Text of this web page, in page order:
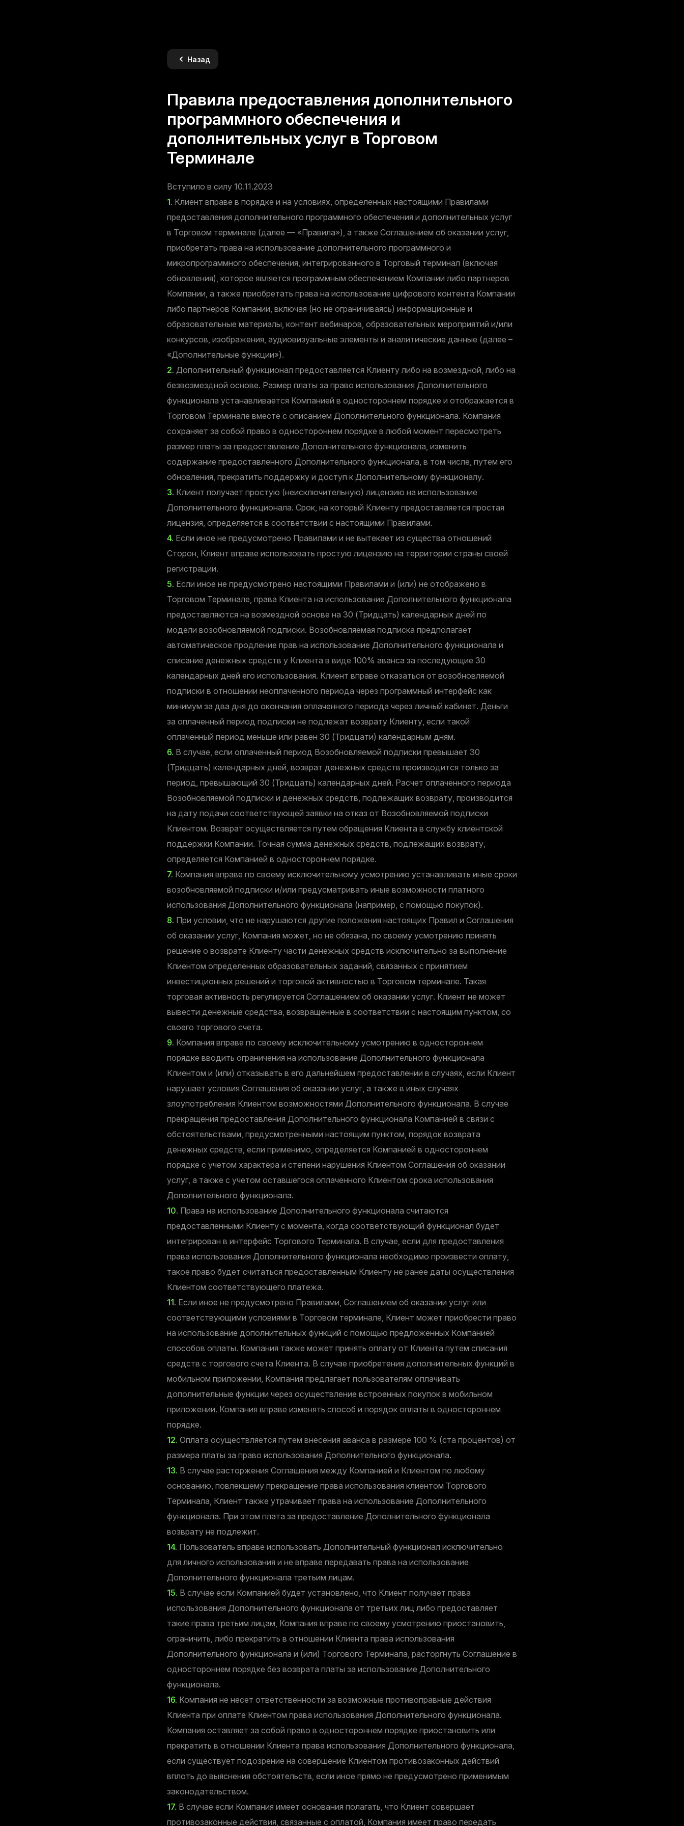
Назад
Правила предоставления дополнительного
программного обеспечения и
дополнительных услуг в Торговом
Терминале
Вступило в силу 10.11.2023
1. Клиент вправе в порядке и на условиях, определенных настоящими Правилами
предоставления дополнительного программного обеспечения и дополнительных услуг
в Торговом терминале (далее — «Правила»), а также Соглашением об оказании услуг,
приобретать права на использование дополнительного программного и
микропрограммного обеспечения, интегрированного в Торговый терминал (включая
обновления), которое является программным обеспечением Компании либо партнеров
Компании, а также приобретать права на использование цифрового контента Компании
либо партнеров Компании, включая (но не ограничиваясь) информационные и
образовательные материалы, контент вебинаров, образовательных мероприятий и/или
конкурсов, изображения, аудиовизуальные элементы и аналитические данные (далее –
«Дополнительные функции»).
2. Дополнительный функционал предоставляется Клиенту либо на возмездной, либо на
безвозмездной основе. Размер платы за право использования Дополнительного
функционала устанавливается Компанией в одностороннем порядке и отображается в
Торговом Терминале вместе с описанием Дополнительного функционала. Компания
сохраняет за собой право в одностороннем порядке в любой момент пересмотреть
размер платы за предоставление Дополнительного функционала, изменить
содержание предоставленного Дополнительного функционала, в том числе, путем его
обновления, прекратить поддержку и доступ к Дополнительному функционалу.
3. Клиент получает простую (неисключительную) лицензию на использование
Дополнительного функционала. Срок, на который Клиенту предоставляется простая
лицензия, определяется в соответствии с настоящими Правилами.
4. Если иное не предусмотрено Правилами и не вытекает из существа отношений
Сторон, Клиент вправе использовать простую лицензию на территории страны своей
регистрации.
5. Если иное не предусмотрено настоящими Правилами и (или) не отображено в
Торговом Терминале, права Клиента на использование Дополнительного функционала
предоставляются на возмездной основе на 30 (Тридцать) календарных дней по
модели возобновляемой подписки. Возобновляемая подписка предполагает
автоматическое продление прав на использование Дополнительного функционала и
списание денежных средств у Клиента в виде 100% аванса за последующие 30
календарных дней его использования. Клиент вправе отказаться от возобновляемой
подписки в отношении неоплаченного периода через программный интерфейс как
минимум за два дня до окончания оплаченного периода через личный кабинет. Деньги
за оплаченный период подписки не подлежат возврату Клиенту, если такой
оплаченный период меньше или равен 30 (Тридцати) календарным дням.
6. В случае, если оплаченный период Возобновляемой подписки превышает 30
(Тридцать) календарных дней, возврат денежных средств производится только за
период, превышающий 30 (Тридцать) календарных дней. Расчет оплаченного периода
Возобновляемой подписки и денежных средств, подлежащих возврату, производится
на дату подачи соответствующей заявки на отказ от Возобновляемой подписки
Клиентом. Возврат осуществляется путем обращения Клиента в службу клиентской
поддержки Компании. Точная сумма денежных средств, подлежащих возврату,
определяется Компанией в одностороннем порядке.
7. Компания вправе по своему исключительному усмотрению устанавливать иные сроки
возобновляемой подписки и/или предусматривать иные возможности платного
использования Дополнительного функционала (например, с помощью покупок).
8. При условии, что не нарушаются другие положения настоящих Правил и Соглашения
об оказании услуг, Компания может, но не обязана, по своему усмотрению принять
решение о возврате Клиенту части денежных средств исключительно за выполнение
Клиентом определенных образовательных заданий, связанных с принятием
инвестиционных решений и торговой активностью в Торговом терминале. Такая
торговая активность регулируется Соглашением об оказании услуг. Клиент не может
вывести денежные средства, возвращенные в соответствии с настоящим пунктом, со
своего торгового счета.
9. Компания вправе по своему исключительному усмотрению в одностороннем
порядке вводить ограничения на использование Дополнительного функционала
Клиентом и (или) отказывать в его дальнейшем предоставлении в случаях, если Клиент
нарушает условия Соглашения об оказании услуг, а также в иных случаях
злоупотребления Клиентом возможностями Дополнительного функционала. В случае
прекращения предоставления Дополнительного функционала Компанией в связи с
обстоятельствами, предусмотренными настоящим пунктом, порядок возврата
денежных средств, если применимо, определяется Компанией в одностороннем
порядке с учетом характера и степени нарушения Клиентом Соглашения об оказании
услуг, а также с учетом оставшегося оплаченного Клиентом срока использования
Дополнительного функционала.
10. Права на использование Дополнительного функционала считаются
предоставленными Клиенту с момента, когда соответствующий функционал будет
интегрирован в интерфейс Торгового Терминала. В случае, если для предоставления
права использования Дополнительного функционала необходимо произвести оплату,
такое право будет считаться предоставленным Клиенту не ранее даты осуществления
Клиентом соответствующего платежа.
11. Если иное не предусмотрено Правилами, Соглашением об оказании услуг или
соответствующими условиями в Торговом терминале, Клиент может приобрести право
на использование дополнительных функций с помощью предложенных Компанией
способов оплаты. Компания также может принять оплату от Клиента путем списания
средств с торгового счета Клиента. В случае приобретения дополнительных функций в
мобильном приложении, Компания предлагает пользователям оплачивать
дополнительные функции через осуществление встроенных покупок в мобильном
приложении. Компания вправе изменять способ и порядок оплаты в одностороннем
порядке.
12. Оплата осуществляется путем внесения аванса в размере 100 % (ста процентов) от
размера платы за право использования Дополнительного функционала.
13. В случае расторжения Соглашения между Компанией и Клиентом по любому
основанию, повлекшему прекращение права использования клиентом Торгового
Терминала, Клиент также утрачивает права на использование Дополнительного
функционала. При этом плата за предоставление Дополнительного функционала
возврату не подлежит.
14. Пользователь вправе использовать Дополнительный функционал исключительно
для личного использования и не вправе передавать права на использование
Дополнительного функционала третьим лицам.
15. В случае если Компанией будет установлено, что Клиент получает права
использования Дополнительного функционала от третьих лиц либо предоставляет
такие права третьим лицам, Компания вправе по своему усмотрению приостановить,
ограничить, либо прекратить в отношении Клиента права использования
Дополнительного функционала и (или) Торгового Терминала, расторгнуть Соглашение в
одностороннем порядке без возврата платы за использование Дополнительного
функционала.
16. Компания не несет ответственности за возможные противоправные действия
Клиента при оплате Клиентом права использования Дополнительного функционала.
Компания оставляет за собой право в одностороннем порядке приостановить или
прекратить в отношении Клиента права использования Дополнительного функционала,
если существует подозрение на совершение Клиентом противозаконных действий
вплоть до выяснения обстоятельств, если иное прямо не предусмотрено применимым
законодательством.
17. В случае если Компания имеет основания полагать, что Клиент совершает
противозаконные действия, связанные с оплатой, Компания имеет право передать